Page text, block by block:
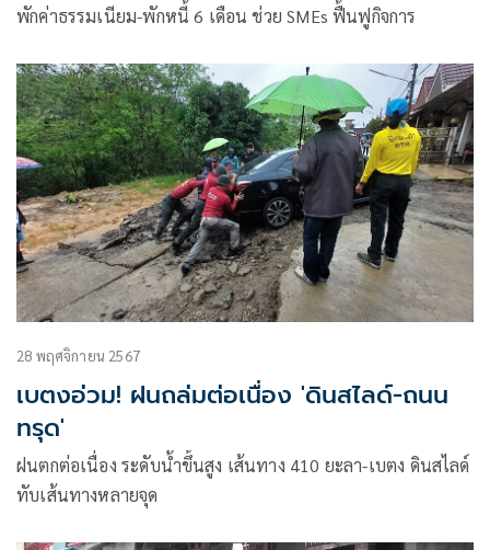
พักค่าธรรมเนียม-พักหนี้ 6 เดือน ช่วย SMEs ฟื้นฟูกิจการ
28 พฤศจิกายน 2567
เบตงอ่วม! ฝนถล่มต่อเนื่อง 'ดินสไลด์-ถนน
ทรุด'
ฝนตกต่อเนื่อง ระดับน้ำขึ้นสูง เส้นทาง 410 ยะลา-เบตง ดินสไลด์
ทับเส้นทางหลายจุด